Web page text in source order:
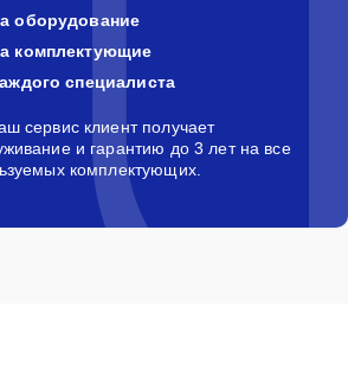
оборудование
комплектующие
специалиста
сервис клиент получает
и гарантию до 3 лет на все
комплектующих.